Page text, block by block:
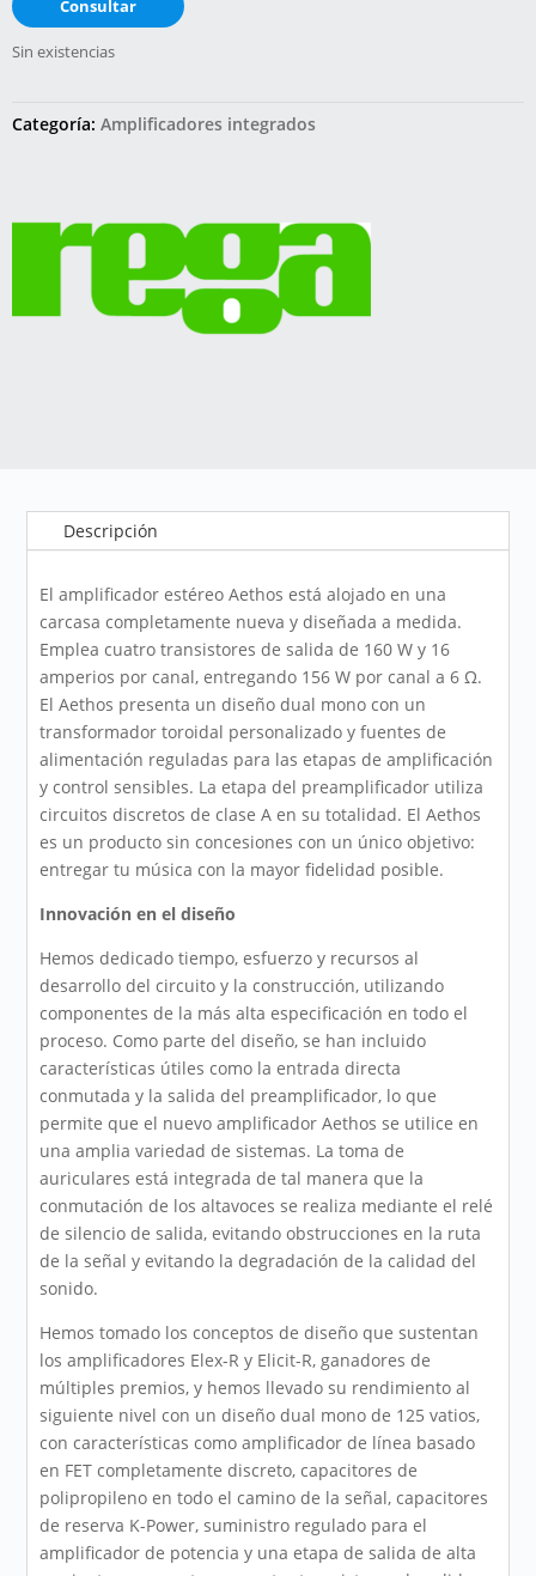
Consultar
Sin existencias
Categoría: Amplificadores integrados
Descripción
El amplificador estéreo Aethos está alojado en una
carcasa completamente nueva y diseñada a medida.
Emplea cuatro transistores de salida de 160 W y 16
amperios por canal, entregando 156 W por canal a 6 Ω.
El Aethos presenta un diseño dual mono con un
transformador toroidal personalizado y fuentes de
alimentación reguladas para las etapas de amplificación
y control sensibles. La etapa del preamplificador utiliza
circuitos discretos de clase A en su totalidad. El Aethos
es un producto sin concesiones con un único objetivo:
entregar tu música con la mayor fidelidad posible.
Innovación en el diseño
Hemos dedicado tiempo, esfuerzo y recursos al
desarrollo del circuito y la construcción, utilizando
componentes de la más alta especificación en todo el
proceso. Como parte del diseño, se han incluido
características útiles como la entrada directa
conmutada y la salida del preamplificador, lo que
permite que el nuevo amplificador Aethos se utilice en
una amplia variedad de sistemas. La toma de
auriculares está integrada de tal manera que la
conmutación de los altavoces se realiza mediante el relé
de silencio de salida, evitando obstrucciones en la ruta
de la señal y evitando la degradación de la calidad del
sonido.
Hemos tomado los conceptos de diseño que sustentan
los amplificadores Elex-R y Elicit-R, ganadores de
múltiples premios, y hemos llevado su rendimiento al
siguiente nivel con un diseño dual mono de 125 vatios,
con características como amplificador de línea basado
en FET completamente discreto, capacitores de
polipropileno en todo el camino de la señal, capacitores
de reserva K-Power, suministro regulado para el
amplificador de potencia y una etapa de salida de alta